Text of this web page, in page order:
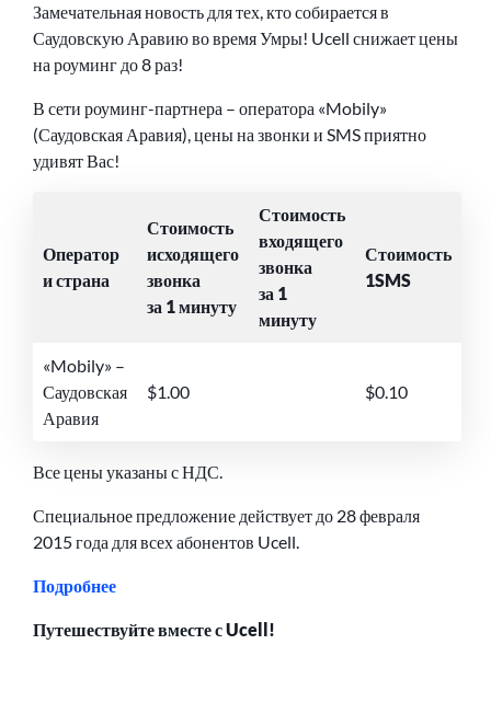
Замечательная новость для тех, кто собирается в
Саудовскую Аравию во время Умры! Ucell снижает цены
на роуминг до 8 раз!
В сети роуминг-партнера – оператора «Mobily»
(Саудовская Аравия), цены на звонки и SMS приятно
удивят Вас!
Оператор
и страна
Стоимость
исходящего
звонка
за 1 минуту
Стоимость
входящего
звонка
за 1
минуту
Стоимость
1SMS
«Mobily» –
Саудовская
Аравия
$1.00 $0.10
Все цены указаны с НДС.
Специальное предложение действует до 28 февраля
2015 года для всех абонентов Ucell.
Подробнее
Путешествуйте вместе с Ucell!